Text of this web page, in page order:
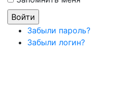
Забыли пароль?
Забыли логин?